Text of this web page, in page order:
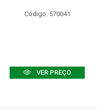
Código: 570041
VER PREÇO